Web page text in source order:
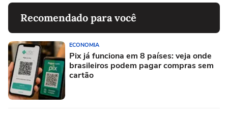
Recomendado para você
ECONOMIA
Pix já funciona em 8 países: veja onde
brasileiros podem pagar compras sem
cartão